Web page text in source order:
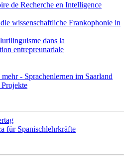
de Recherche en Intelligence
wissenschaftliche Frankophonie in
dans la
entrepreunariale
- Sprachenlernen im Saarland
Projekte
für Spanischlehrkräfte